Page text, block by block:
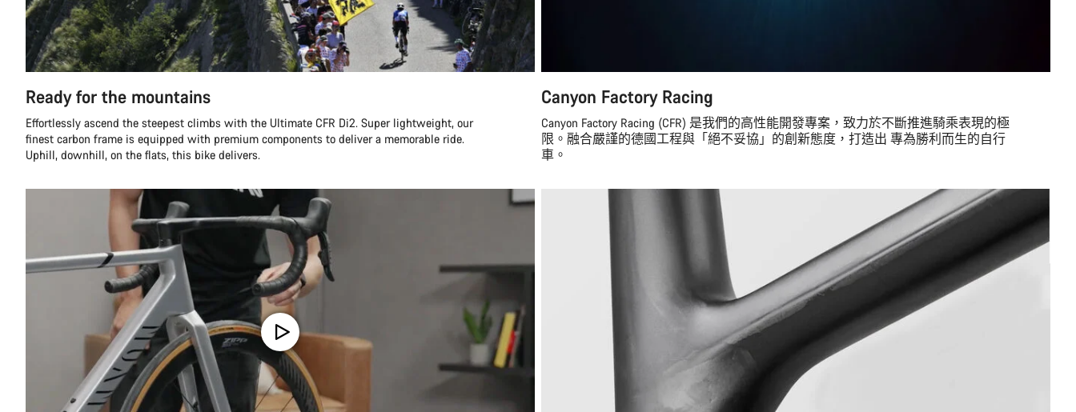
Ready for the mountains
Effortlessly ascend the steepest climbs with the Ultimate CFR Di2. Super lightweight, our
finest carbon frame is equipped with premium components to deliver a memorable ride.
Uphill, downhill, on the flats, this bike delivers.
Canyon Factory Racing
Canyon Factory Racing (CFR) 是我們的高性能開發專案，致力於不斷推進騎乘表現的極
限。融合嚴謹的德國工程與「絕不妥協」的創新態度，打造出 專為勝利而生的自行
車。